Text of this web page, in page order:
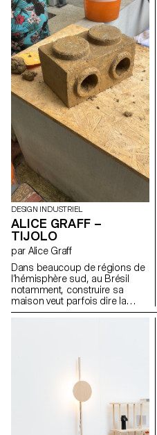
surface. Il s’agit d’un
changement de regard sur la
nature, mais cette fois-ci au
sens littéral, grâce à des
instruments de vision destinés
à aider les curieux et curieuses
de la faune et de la flore. Nous
avons donc ici une longue-vue,
une loupe et un aquascope, qui
veulent jouer avec la physique
optique tout en illustrant ses
propriétés dans une démarche
pédagogique.
DESIGN INDUSTRIEL
ALICE GRAFF –
TIJOLO
par Alice Graff
Dans beaucoup de régions de
l’hémisphère sud, au Brésil
notamment, construire sa
maison veut parfois dire la
construire soi-même. Avec peu
briques en terre crue, séchées
et de papier recyclé. Elles
s’emboîtent en quinconce,
sans mortier, sans outillage
lourd. Sur leur face, deux
volumes : pour clipser des